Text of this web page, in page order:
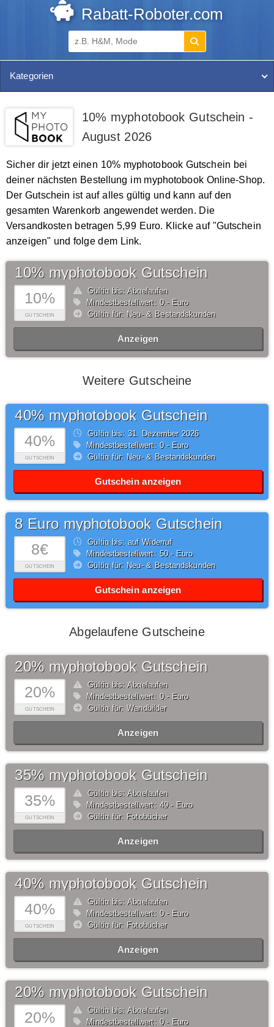
Rabatt-Roboter.com
Kategorien
10% myphotobook Gutschein -
August 2026
Sicher dir jetzt einen 10% myphotobook Gutschein bei
deiner nächsten Bestellung im myphotobook Online-Shop.
Der Gutschein ist auf alles gültig und kann auf den
gesamten Warenkorb angewendet werden. Die
Versandkosten betragen 5,99 Euro. Klicke auf "Gutschein
anzeigen" und folge dem Link.
10%
GUTSCHEIN
10% myphotobook Gutschein
Gültig bis: Abgelaufen
Mindestbestellwert: 0,- Euro
Gültig für: Neu- & Bestandskunden
Anzeigen
Weitere Gutscheine
40%
GUTSCHEIN
40% myphotobook Gutschein
Gültig bis: 31. Dezember2026
Mindestbestellwert: 0,- Euro
Gültig für: Neu- & Bestandskunden
Gutschein anzeigen
8€
GUTSCHEIN
8 Euro myphotobook Gutschein
Gültig bis: auf Widerruf
Mindestbestellwert: 50,- Euro
Gültig für: Neu- & Bestandskunden
Gutschein anzeigen
Abgelaufene Gutscheine
20%
GUTSCHEIN
20% myphotobook Gutschein
Gültig bis: Abgelaufen
Mindestbestellwert: 0,- Euro
Gültig für: Wandbilder
Anzeigen
35%
GUTSCHEIN
35% myphotobook Gutschein
Gültig bis: Abgelaufen
Mindestbestellwert: 49,- Euro
Gültig für: Fotobücher
Anzeigen
40%
GUTSCHEIN
40% myphotobook Gutschein
Gültig bis: Abgelaufen
Mindestbestellwert: 0,- Euro
Gültig für: Fotobücher
Anzeigen
20%
20% myphotobook Gutschein
Gültig bis: Abgelaufen
Mindestbestellwert: 0,- Euro